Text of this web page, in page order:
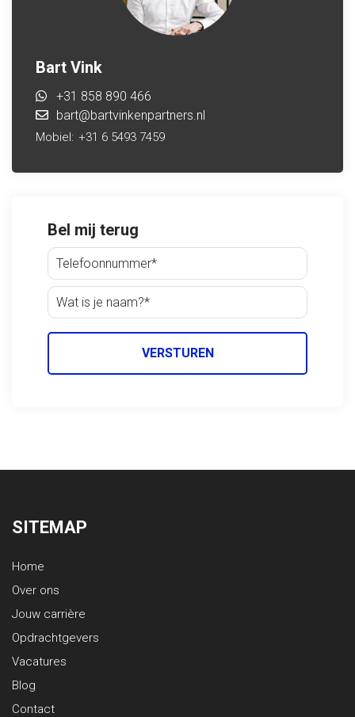
Bart Vink
+31 858 890 466
bart@bartvinkenpartners.nl
Mobiel: +31 6 5493 7459
Bel mij terug
VERSTUREN
SITEMAP
Home
Over ons
Jouw carrière
Opdrachtgevers
Vacatures
Blog
Contact